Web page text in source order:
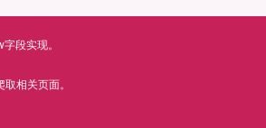
段实现。
相关页面。